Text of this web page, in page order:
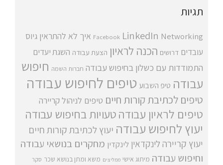
תגיות
Facebook LinkedIn Networking איך לא להתראין גיוס
עובדים דרושים הכנה לראיון הצעת עבודה השגת יעדים
התמודדות עם כשלון בחיפוש עבודה חברות השמה חיפוש
עבודה טיפ השבוע טיפים לחיפוש עבודה
טיפים לכתיבת קורות חיים טיפים לניהול קריירה
טיפים לראיון עבודהטעויות בחיפוש עבודה
יעוץ לחיפוש עבודה יעוץ לכתיבת קורות חיים
יעוץ קריירה לינקדאין לינקדין מחקרים בנושאי עבודה
וחיפוש עבודה מיתוג אישי ממליצים משא ומתן בנושא שכר סקר